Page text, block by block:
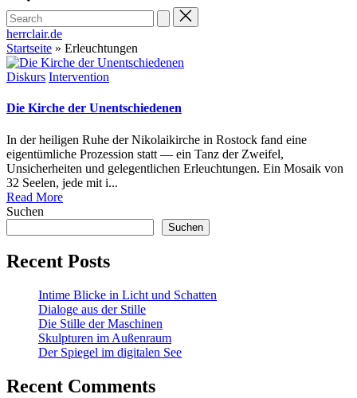
Search
for:
herrclair.de
Startseite » Erleuchtungen
Posted
Diskurs Intervention
Die Kirche der Unentschiedenen
In der heiligen Ruhe der Nikolaikirche in Rostock fand eine
eigentümliche Prozession statt — ein Tanz der Zweifel,
Unsicherheiten und gelegentlichen Erleuchtungen. Ein Mosaik von
32 Seelen, jede mit i...
Read More
Suchen
Suchen
Recent Posts
Intime Blicke in Licht und Schatten
Dialoge aus der Stille
Die Stille der Maschinen
Skulpturen im Außenraum
Der Spiegel im digitalen See
Recent Comments